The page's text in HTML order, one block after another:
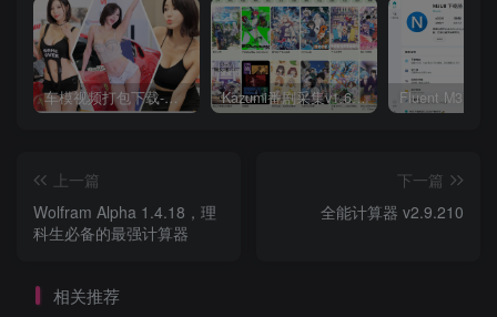
车模视频打包下载-高清无水印版 Kazumi番剧采集v1.6.9：支持自定义规则+在线观看+弹幕，跨平台下载
上一篇
Wolfram Alpha 1.4.18，理
科生必备的最强计算器
下一篇
全能计算器 v2.9.210
相关推荐